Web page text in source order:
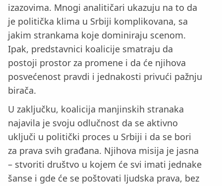
izazovima. Mnogi analitičari ukazuju na to da
je politička klima u Srbiji komplikovana, sa
jakim strankama koje dominiraju scenom.
Ipak, predstavnici koalicije smatraju da
postoji prostor za promene i da će njihova
posvećenost pravdi i jednakosti privući pažnju
birača.
U zaključku, koalicija manjinskih stranaka
najavila je svoju odlučnost da se aktivno
uključi u politički proces u Srbiji i da se bori
za prava svih građana. Njihova misija je jasna
– stvoriti društvo u kojem će svi imati jednake
šanse i gde će se poštovati ljudska prava, bez